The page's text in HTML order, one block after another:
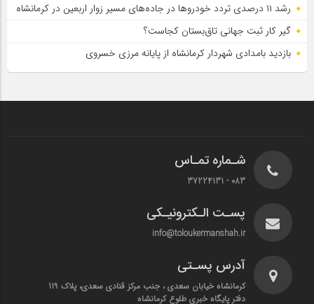
رشد ۱۱ درصدی تردد خودروها در جاده‌های مسیر زوار اربعین در کرمانشاه
گیر کار ثبت جهانی تاق‌بستان کجاست؟
بازدید بامدادی شهردار کرمانشاه از پایانه مرزی خسروی
شـماره تمـاس
083 - 37224131
پسـت الـکترونیـکی
info@toloukermanshah.ir
آدرس پسـتی
کرمانشاه خیابان سعدی ، جنب مرکز قنادی سعدی، پلاک 119
دفتر پایگاه خبری طلوع کرمانشاه